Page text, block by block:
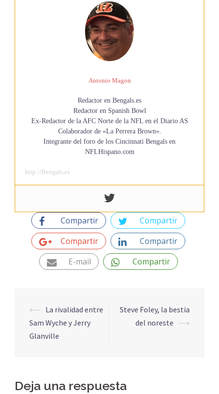
Antonio Magon
Redactor en Bengals.es
Redactor en Spanish Bowl
Ex-Redactor de la AFC Norte de la NFL en el Diario AS
Colaborador de «La Perrera Brown».
Integrante del foro de los Cincinnati Bengals en
NFLHispano.com
http://Bengals.es
Compartir
Compartir
Compartir
Compartir
E-mail
Compartir
Navegación
de
entradas
⟵ La rivalidad entre
Sam Wyche y Jerry
Glanville
Steve Foley, la bestia
del noreste ⟶
Deja una respuesta